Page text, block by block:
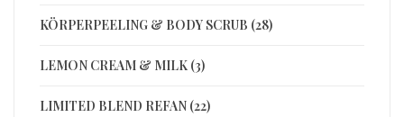
KÖRPERPEELING & BODY SCRUB (28)
LEMON CREAM & MILK (3)
LIMITED BLEND REFAN (22)